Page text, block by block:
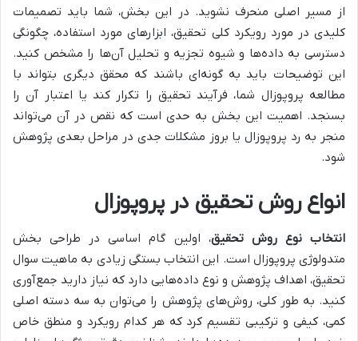
از مسیر اصلی منحرف نشوید. در این بخش، شما باید تصمیمات
کلیدی در مورد رویکرد کلی تحقیق، ابزارهای مورد استفاده، چگونگی
دسترسی به داده‌ها و شیوه تجزیه و تحلیل آن‌ها را مشخص کنید.
این توضیحات باید به گونه‌ای باشند که محقق دیگری بتواند با
مطالعه پروپوزال شما، فرآیند تحقیق را تکرار کند یا اعتبار آن را
بسنجد. اهمیت این بخش به حدی است که نقص در آن می‌تواند
منجر به رد پروپوزال یا بروز مشکلات جدی در مراحل بعدی پژوهش
شود.
انواع روش تحقیق در پروپوزال
انتخاب نوع روش تحقیق، اولین گام اساسی در طراحی بخش
متدولوژی پروپوزال است. این انتخاب بستگی زیادی به ماهیت سوال
تحقیق، اهداف پژوهش و نوع داده‌هایی دارد که نیاز دارید جمع‌آوری
کنید. به طور کلی، روش‌های پژوهش را می‌توان به سه دسته اصلی
کمی، کیفی و ترکیبی تقسیم کرد که هر کدام رویکرد و منطق خاص